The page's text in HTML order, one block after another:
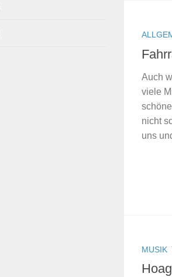
Auch
viele
nicht
uns
MUSIK